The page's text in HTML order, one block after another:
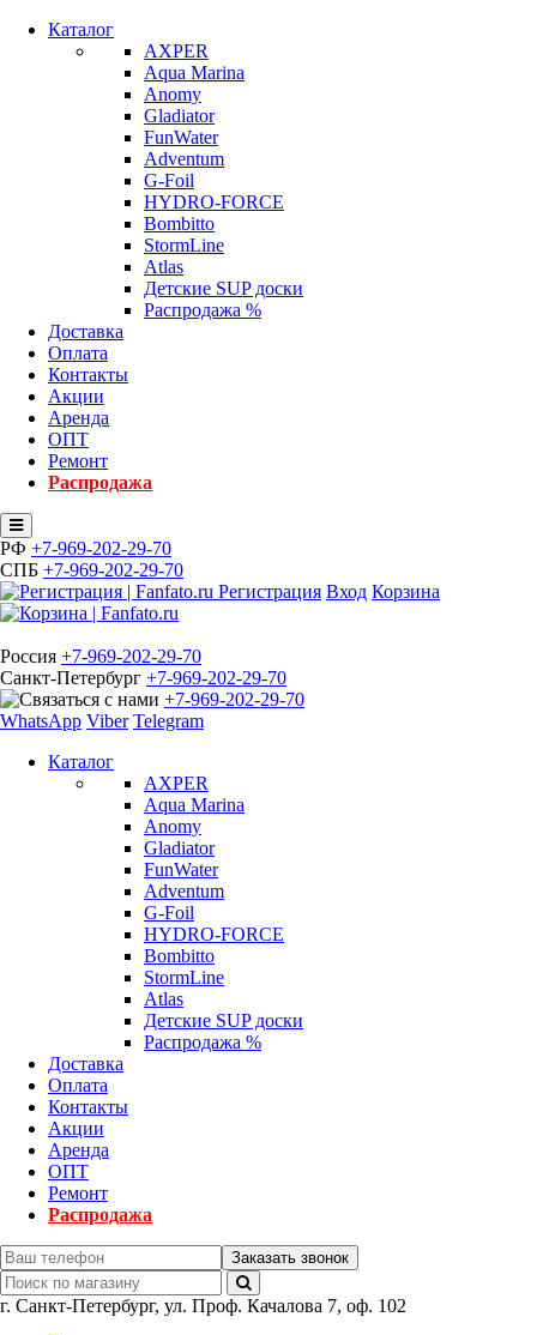
Каталог
AXPER
Aqua Marina
Anomy
Gladiator
FunWater
Adventum
G-Foil
HYDRO-FORCE
Bombitto
StormLine
Atlas
Детские SUP доски
Распродажа %
Доставка
Оплата
Контакты
Акции
Аренда
ОПТ
Ремонт
Распродажа
РФ +7-969-202-29-70
СПБ +7-969-202-29-70
Регистрация Вход Корзина
Россия +7-969-202-29-70
Санкт-Петербург +7-969-202-29-70
+7-969-202-29-70
WhatsApp Viber Telegram
Каталог
AXPER
Aqua Marina
Anomy
Gladiator
FunWater
Adventum
G-Foil
HYDRO-FORCE
Bombitto
StormLine
Atlas
Детские SUP доски
Распродажа %
Доставка
Оплата
Контакты
Акции
Аренда
ОПТ
Ремонт
Распродажа
Заказать звонок
г. Санкт-Петербург, ул. Проф. Качалова 7, оф. 102